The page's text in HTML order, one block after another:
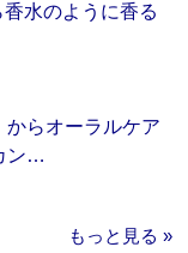
水のように香る
からオーラルケア
ン…
もっと見る »